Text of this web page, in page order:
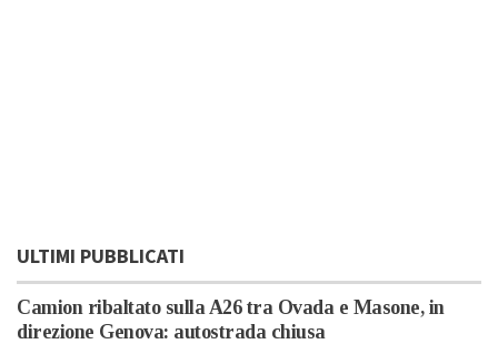
ULTIMI PUBBLICATI
Camion ribaltato sulla A26 tra Ovada e Masone, in
direzione Genova: autostrada chiusa